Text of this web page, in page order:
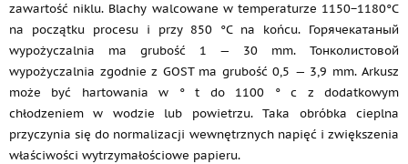
zawartość niklu. Blachy walcowane w temperaturze 1150−1180°C
na początku procesu i przy 850 °C na końcu. Горячекатаный
wypożyczalnia ma grubość 1 — 30 mm. Тонколистовой
wypożyczalnia zgodnie z GOST ma grubość 0,5 — 3,9 mm. Arkusz
może być hartowania w ° t do 1100 ° c z dodatkowym
chłodzeniem w wodzie lub powietrzu. Taka obróbka cieplna
przyczynia się do normalizacji wewnętrznych napięć i zwiększenia
właściwości wytrzymałościowe papieru.